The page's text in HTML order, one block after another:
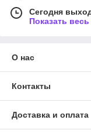
Сегодня
Показать
О нас
Контакты
Доставка и оплата